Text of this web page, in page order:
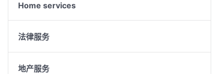
Home services
法律服务
地产服务